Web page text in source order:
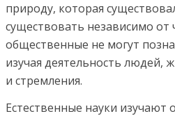
природу, которая
существовать независимо от
общественные не могут
изучая деятельность людей,
и стремления.
Естественные науки изучают